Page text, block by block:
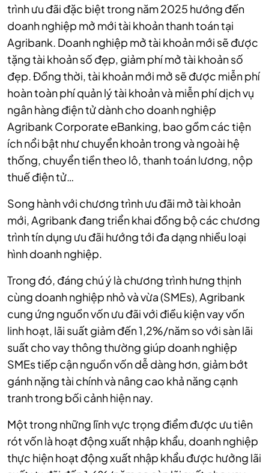
trình ưu đãi đặc biệt trong năm 2025 hướng đến
doanh nghiệp mở mới tài khoản thanh toán tại
Agribank. Doanh nghiệp mở tài khoản mới sẽ được
tặng tài khoản số đẹp, giảm phí mở tài khoản số
đẹp. Đồng thời, tài khoản mới mở sẽ được miễn phí
hoàn toàn phí quản lý tài khoản và miễn phí dịch vụ
ngân hàng điện tử dành cho doanh nghiệp
Agribank Corporate eBanking, bao gồm các tiện
ích nổi bật như chuyển khoản trong và ngoài hệ
thống, chuyển tiền theo lô, thanh toán lương, nộp
thuế điện tử…
Song hành với chương trình ưu đãi mở tài khoản
mới, Agribank đang triển khai đồng bộ các chương
trình tín dụng ưu đãi hướng tới đa dạng nhiều loại
hình doanh nghiệp.
Trong đó, đáng chú ý là chương trình hưng thịnh
cùng doanh nghiệp nhỏ và vừa (SMEs), Agribank
cung ứng nguồn vốn ưu đãi với điều kiện vay vốn
linh hoạt, lãi suất giảm đến 1,2%/năm so với sàn lãi
suất cho vay thông thường giúp doanh nghiệp
SMEs tiếp cận nguồn vốn dễ dàng hơn, giảm bớt
gánh nặng tài chính và nâng cao khả năng cạnh
tranh trong bối cảnh hiện nay.
Một trong những lĩnh vực trọng điểm được ưu tiên
rót vốn là hoạt động xuất nhập khẩu, doanh nghiệp
thực hiện hoạt động xuất nhập khẩu được hưởng lãi